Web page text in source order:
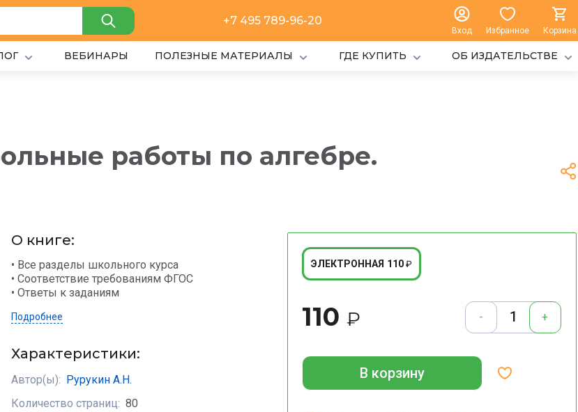
+7 495 789-96-20
Вход Избранное Корзина
ВЕБИНАРЫ ПОЛЕЗНЫЕ МАТЕРИАЛЫ ГДЕ КУПИТЬ ОБ ИЗДАТЕЛЬСТВЕ
работы по алгебре.
О книге:
• Все разделы школьного курса
• Соответствие требованиям ФГОС
• Ответы к заданиям
Подробнее
Характеристики:
Автор(ы):
Рурукин А.Н.
Количество страниц: 80
ЭЛЕКТРОННАЯ 110 ₽
110 ₽ - +
В корзину